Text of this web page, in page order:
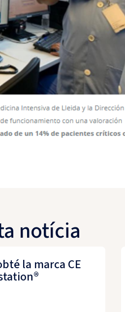
notícia
la marca CE